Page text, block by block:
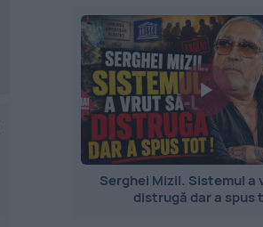
Serghei Mizil. Sistemul a
distrugă dar a spus